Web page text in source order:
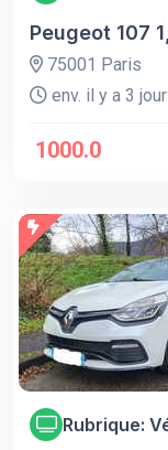
Peugeot 107
75001 Paris
env. il y a 3
1000.0
Rubrique: